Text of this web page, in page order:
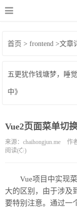
首页 >frontend >文章
五更犹作钱塘梦，睡
中》
Vue2页面菜单切
来源：chaihongjun.me 作
阅读(
)
Vue项目中实现
大的区别，由于涉及
要特别注意。通过一